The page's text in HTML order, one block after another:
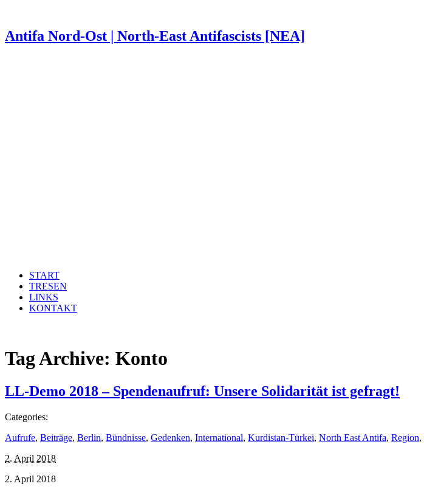
Antifa Nord-Ost | North-East Antifascists [NEA]
START
TRESEN
LINKS
KONTAKT
Tag Archive: Konto
LL-Demo 2018 – Spendenaufruf: Unsere Solidarität ist gefragt!
Categories:
Aufrufe, Beiträge, Berlin, Bündnisse, Gedenken, International, Kurdistan-Türkei, North East Antifa, Region,
2. April 2018
2. April 2018